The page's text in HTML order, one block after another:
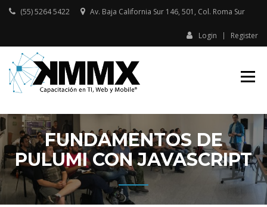
Skip
(55) 5264 5422 Av. Baja California Sur 146, 501, Col. Roma Sur​
Login Register
CAPACITACIÓN
FUNDAMENTOS DE
PULUMI CON JAVASCRIPT